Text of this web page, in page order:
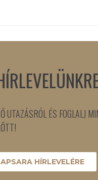
UTAZÁSRÓL ÉS FOGLALJ
HÍRLEVELÉRE